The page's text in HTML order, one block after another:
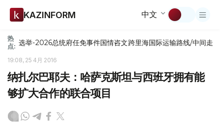
KAZINFORM 中文
热
点: 选举-2026总统府任免事件国情咨文跨里海国际运输路线/中间走廊
19:08, 25 4月 2016
纳扎尔巴耶夫：哈萨克斯坦与西班牙拥有能
够扩大合作的联合项目